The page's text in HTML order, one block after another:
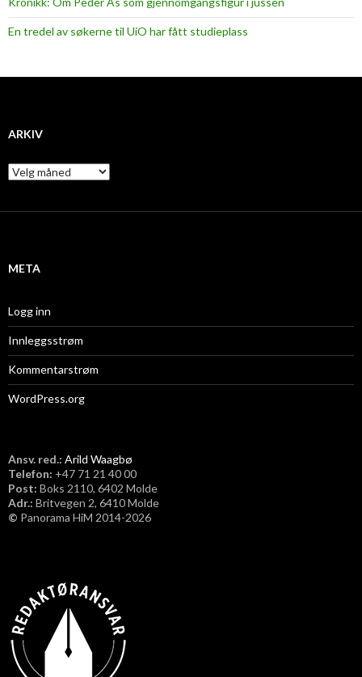
En tredel av søkerne til UiO har fått studieplass
ARKIV
A
r
i
META
Logg inn
Innleggsstrøm
Kommentarstrøm
WordPress.org
Ansv. red.: Arild Waagbø
Telefon: ​+47 71 21 40 00
Post: Boks 2110, 6402 Molde
Adr.: Britvegen 2, 6410 Molde
© Panorama HiM 2014-2026